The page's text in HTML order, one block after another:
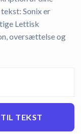
Sonix er
Lettisk
oversættelse og
TEKST